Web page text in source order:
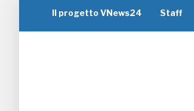
Il progetto VNews24 Staff